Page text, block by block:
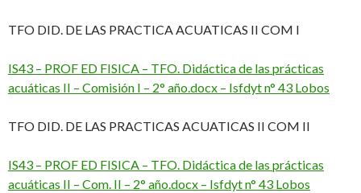
TFO DID. DE LAS PRACTICA ACUATICAS II COM I
IS43 – PROF ED FISICA – TFO. Didáctica de las prácticas
acuáticas II – Comisión I – 2° año.docx – Isfdyt n° 43 Lobos
TFO DID. DE LAS PRACTICAS ACUATICAS II COM II
IS43 – PROF ED FISICA – TFO. Didáctica de las prácticas
acuáticas II – Com. II – 2° año.docx – Isfdyt n° 43 Lobos